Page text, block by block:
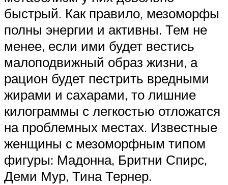
быстрый. Как правило, мезоморфы
полны энергии и активны. Тем не
менее, если ими будет вестись
малоподвижный образ жизни, а
рацион будет пестрить вредными
жирами и сахарами, то лишние
килограммы с легкостью отложатся
на проблемных местах. Известные
женщины с мезоморфным типом
фигуры: Мадонна, Бритни Спирс,
Деми Мур, Тина Тернер.